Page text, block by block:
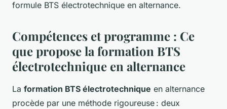
formule BTS électrotechnique en alternance.
Compétences et programme : Ce
que propose la formation BTS
électrotechnique en alternance
La formation BTS électrotechnique en alternance
procède par une méthode rigoureuse : deux